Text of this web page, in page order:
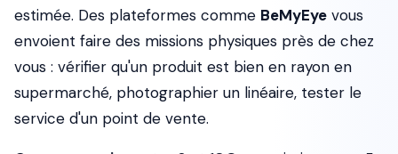
estimée. Des plateformes comme BeMyEye vous
envoient faire des missions physiques près de chez
vous : vérifier qu'un produit est bien en rayon en
supermarché, photographier un linéaire, tester le
service d'un point de vente.